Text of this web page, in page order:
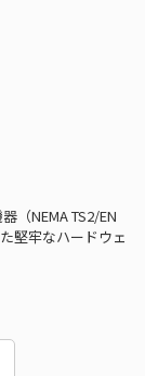
（NEMA TS2/EN
堅牢なハードウェ